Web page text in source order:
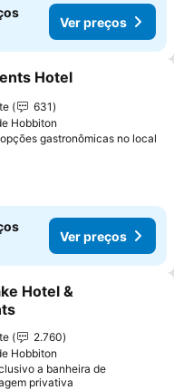
Ver preços
aos favoritos
Hotel
631
Hobbiton
gastronômicas no local
Ver preços
aos favoritos
Hotel &
2.760
Hobbiton
a banheira de
privativa